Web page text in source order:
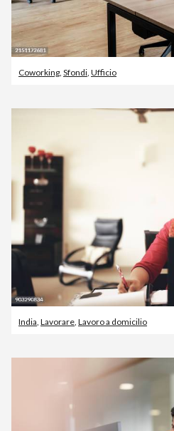
Coworking, Sfondi, Ufficio
India Lavorare Lavoro a domicilio